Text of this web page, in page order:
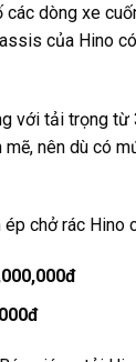
dòng xe
của Hino
với tải trọng
nên dù có
chở rác Hino